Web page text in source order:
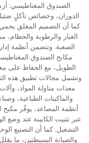
الصندوق المغناطيسي:
الدوران، وخصائص تآكلٍ
كما أن التصميم المغلق يحمي
الغبار والرطوبة والحطام،
الصعبة. وتتضمن أنظمة
مكابح الصندوق
الطويل، مع الحفاظ على
وتشمل مجالات تطبيق هذه
معدات مناولة المواد،
والماكينات الطباعية،
أنظمة المصاعد، يوفّر
عبر تثبيت الكابينة عند وضع
التشغيل. كما أن التصنيع
والصيانة البسيطتين، ما